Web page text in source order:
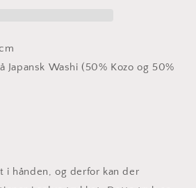
Washi (50% Kozo og 50%
hånden, og derfor kan der